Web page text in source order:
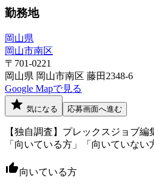
勤務地
岡山県
岡山市南区
〒701-0221
岡山県 岡山市南区 藤田2348-6
Google Mapで見る
気になる 応募画面へ進む
【独自調査】プレックスジョブ編
「向いている方」「向いていない
向いている方